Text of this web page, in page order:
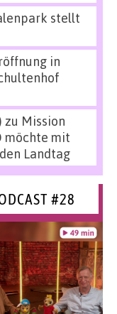
stellt
in
zu Mission
möchte mit
Landtag
#28